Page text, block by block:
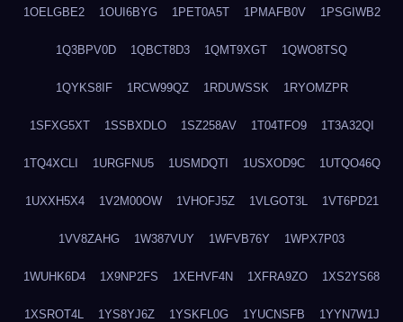
1OELGBE2 1OUI6BYG 1PET0A5T 1PMAFB0V 1PSGIWB2
1Q3BPV0D 1QBCT8D3 1QMT9XGT 1QWO8TSQ
1QYKS8IF 1RCW99QZ 1RDUWSSK 1RYOMZPR
1SFXG5XT 1SSBXDLO 1SZ258AV 1T04TFO9 1T3A32QI
1TQ4XCLI 1URGFNU5 1USMDQTI 1USXOD9C 1UTQO46Q
1UXXH5X4 1V2M00OW 1VHOFJ5Z 1VLGOT3L 1VT6PD21
1VV8ZAHG 1W387VUY 1WFVB76Y 1WPX7P03
1WUHK6D4 1X9NP2FS 1XEHVF4N 1XFRA9ZO 1XS2YS68
1XSROT4L 1YS8YJ6Z 1YSKFL0G 1YUCNSFB 1YYN7W1J